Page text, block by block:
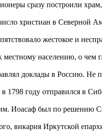
сразу построили
христиан в Северной
жестокое и
населению, о чем
доклады в Россию. Не
1798 году отправился в
Иоасаф был по решению
викария Иркутской